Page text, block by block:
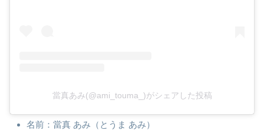
當真あみ(@ami_touma_)がシェアした投稿
名前：當真 あみ（とうま あみ）